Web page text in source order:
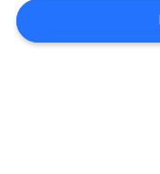
UN
DEVIS